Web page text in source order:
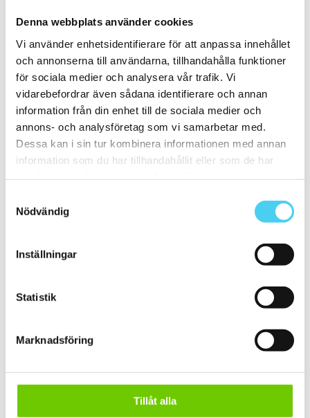
Denna webbplats använder cookies
Vi använder enhetsidentifierare för att anpassa innehållet
och annonserna till användarna, tillhandahålla funktioner
för sociala medier och analysera vår trafik. Vi
vidarebefordrar även sådana identifierare och annan
information från din enhet till de sociala medier och
annons- och analysföretag som vi samarbetar med.
Dessa kan i sin tur kombinera informationen med annan
information som du har tillhandahållit eller som de har
Nödvändig
Inställningar
Statistik
Marknadsföring
Tillåt alla
15x60 cm (1)
ca 20x
ca 20x20 cm(5)
20x20 cm
20x10 cm(1)
ca 20x60 cm(1)
20x60 cm(1)
Mellan (25 - 50 cm)
(24)
ca 30x(23)
ca 30x10 cm (1)
30x10 cm (1)
ca 30x30 cm
30x30 cm(11)
ca 30x60 cm(11)
ca 50x